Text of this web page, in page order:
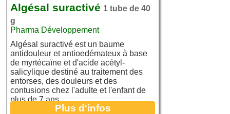
Algésal suractivé 1 tube de 40
g
Pharma Développement
Algésal suractivé est un baume
antidouleur et antioedémateux à base
de myrtécaïne et d'acide acétyl-
salicylique destiné au traitement des
entorses, des douleurs et des
contusions chez l'adulte et l'enfant de
plus de 7 ans.
Plus d'infos